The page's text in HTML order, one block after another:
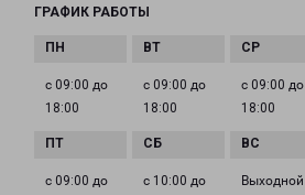
ГРАФИК РАБОТЫ
с 09:00 до
18:00
с 09:00 до
18:00
с 09:00 до
18:00
с 09:00 до
с 10:00 до
Выходной